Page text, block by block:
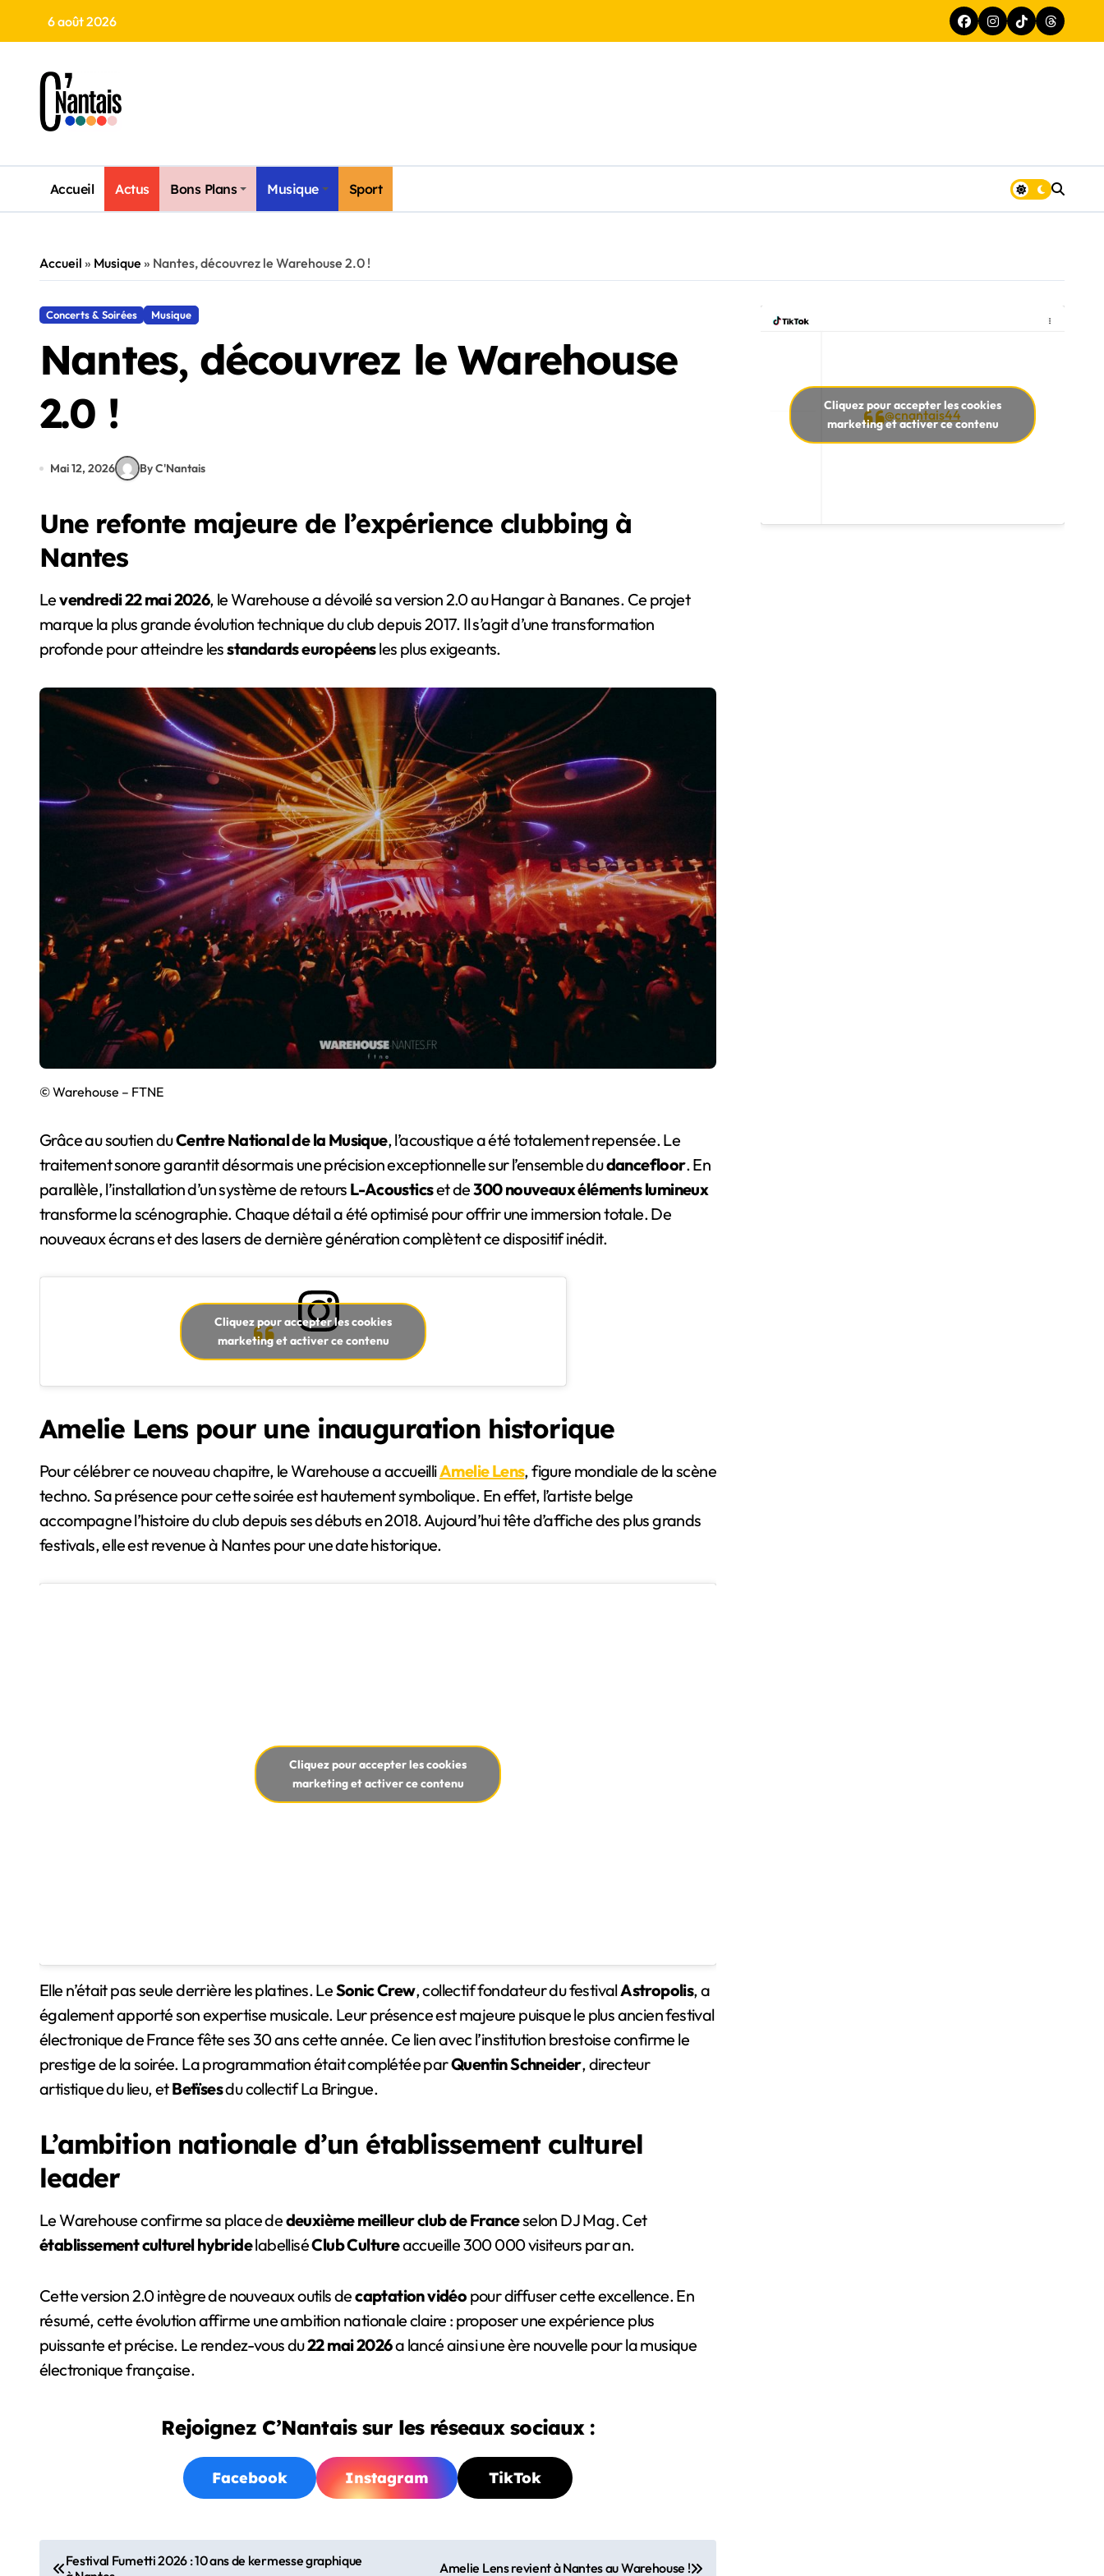
content
6 août 2026
Accueil Actus Bons Plans Musique Sport
Accueil » Musique » Nantes, découvrez le Warehouse 2.0 !
Concerts & Soirées Musique
Nantes, découvrez le Warehouse
2.0 !
Mai 12, 2026 By C'Nantais
Une refonte majeure de l’expérience clubbing à
Nantes
Levendredi 22 mai 2026, le Warehouse a dévoilé sa version 2.0 au Hangar à Bananes. Ce projet
marque la plus grande évolution technique du club depuis 2017. Il s’agit d’une transformation
profonde pour atteindre lesstandards européensles plus exigeants.
© Warehouse – FTNE
Grâce au soutien duCentre National de la Musique, l’acoustique a été totalement repensée. Le
traitement sonore garantit désormais une précision exceptionnelle sur l’ensemble dudancefloor. En
parallèle, l’installation d’un système de retours L-Acousticset de300 nouveaux éléments lumineux
transforme la scénographie. Chaque détail a été optimisé pour offrir une immersion totale. De
nouveaux écrans et des lasers de dernière génération complètent ce dispositif inédit.
Cliquez pour accepter les cookies
marketing et activer ce contenu
Amelie Lens pour une inauguration historique
Pour célébrer ce nouveau chapitre, le Warehouse a accueilliAmelie Lens, figure mondiale de la scène
techno. Sa présence pour cette soirée est hautement symbolique. En effet, l’artiste belge
accompagne l’histoire du club depuis ses débuts en 2018. Aujourd’hui tête d’affiche des plus grands
festivals, elle est revenue à Nantes pour une date historique.
Cliquez pour accepter les cookies
marketing et activer ce contenu
Elle n’était pas seule derrière les platines. LeSonic Crew, collectif fondateur du festivalAstropolis, a
également apporté son expertise musicale. Leur présence est majeure puisque le plus ancien festival
électronique de France fête ses 30 ans cette année. Ce lien avec l’institution brestoise confirme le
prestige de la soirée. La programmation était complétée parQuentin Schneider, directeur
artistique du lieu, etBetïsesdu collectif La Bringue.
L’ambition nationale d’un établissement culturel
leader
Le Warehouse confirme sa place dedeuxième meilleur club de Franceselon DJ Mag. Cet
établissement culturel hybridelabelliséClub Cultureaccueille 300 000 visiteurs par an.
Cette version 2.0 intègre de nouveaux outils decaptation vidéo pour diffuser cette excellence. En
résumé, cette évolution affirme une ambition nationale claire : proposer une expérience plus
puissante et précise. Le rendez-vous du22 mai 2026a lancé ainsi une ère nouvelle pour la musique
électronique française.
Rejoignez C’Nantais sur les réseaux sociaux :
Facebook Instagram TikTok
N Festival Fumetti 2026 : 10 ans de kermesse graphique
Amelie Lens revient à Nantes au Warehouse !
@cnantais44
Cliquez pour accepter les cookies
marketing et activer ce contenu